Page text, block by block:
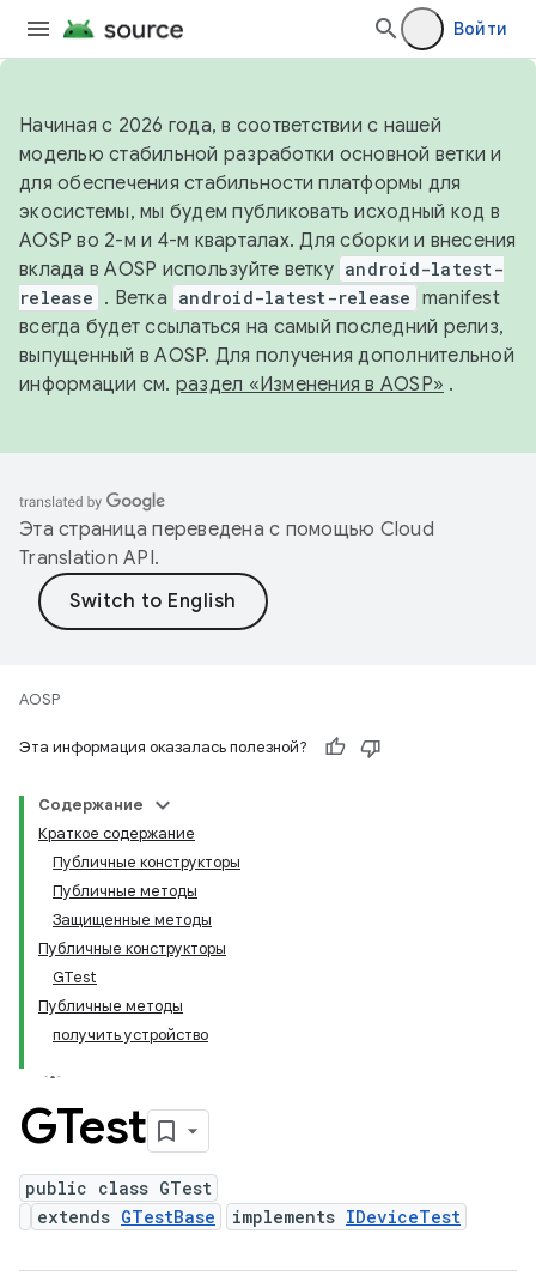
Войти
Начиная с 2026 года, в соответствии с нашей
моделью стабильной разработки основной ветки и
для обеспечения стабильности платформы для
экосистемы, мы будем публиковать исходный код в
AOSP во 2-м и 4-м кварталах. Для сборки и внесения
вклада в AOSP используйте ветку android-latest-
release . Ветка android-latest-release manifest
всегда будет ссылаться на самый последний релиз,
выпущенный в AOSP. Для получения дополнительной
информации см. раздел «Изменения в AOSP» .
Эта страница переведена с помощью Cloud
Translation API.
AOSP
Эта информация оказалась полезной?
Содержание
Краткое содержание
Публичные конструкторы
Публичные методы
Защищенные методы
Публичные конструкторы
GTest
Публичные методы
получить устройство
GTest
public class GTest
extends GTestBase implements IDeviceTest